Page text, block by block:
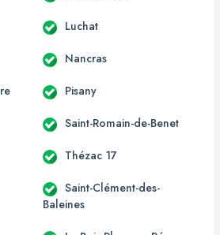
Luchat
Nancras
Pisany
Saint-Romain-de-Benet
Thézac 17
Saint-Clément-des-
Baleines